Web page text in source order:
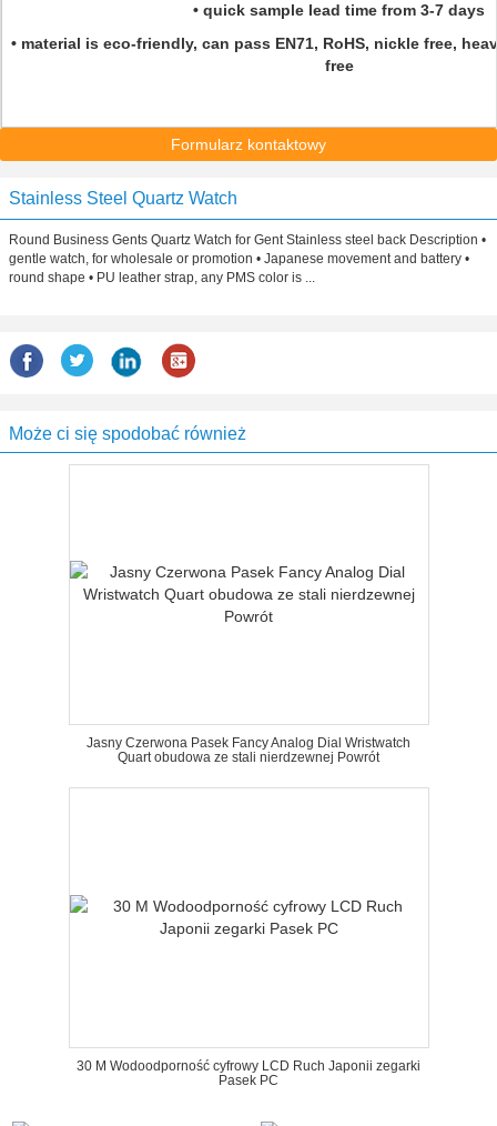
• quick sample lead time from 3-7 days
• material is eco-friendly, can pass EN71, RoHS, nickle free,
free
Formularz kontaktowy
Stainless Steel Quartz Watch
Round Business Gents Quartz Watch for Gent Stainless steel back Description •
gentle watch, for wholesale or promotion • Japanese movement and battery •
round shape • PU leather strap, any PMS color is ...
Może ci się spodobać również
Jasny Czerwona Pasek Fancy Analog Dial Wristwatch
Quart obudowa ze stali nierdzewnej Powrót
30 M Wodoodporność cyfrowy LCD Ruch Japonii zegarki
Pasek PC